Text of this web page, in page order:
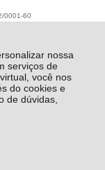
nossa
serviços de
você nos
do cookies e
de dúvidas,
0001-60